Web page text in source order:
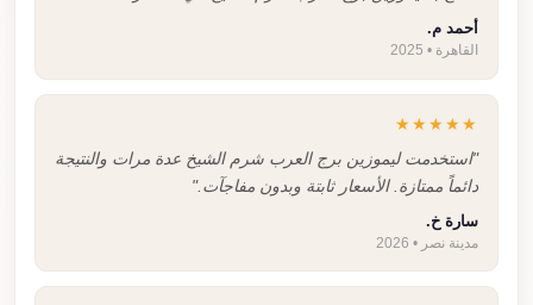
أحمد م.
القاهرة • 2025
★★★★★
"استخدمت ليموزين برج العرب شرم الشيخ عدة مرات والنتيجة
دائماً ممتازة. الأسعار ثابتة وبدون مفاجآت."
سارة خ.
مدينة نصر • 2026